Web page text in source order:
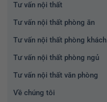
Tư vấn nội thất
Tư vấn nội thất phòng ăn
Tư vấn nội thất phòng khách
Tư vấn nội thất phòng ngủ
Tư vấn nội thất văn phòng
Về chúng tôi